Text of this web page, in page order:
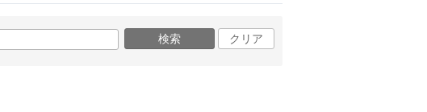
検索 クリア